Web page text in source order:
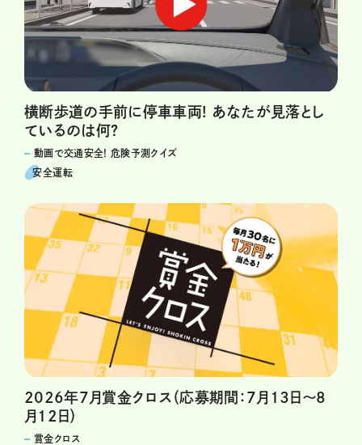
横断歩道の手前に停車車両! あなたが見落とし
ているのは何?
動画で交通安全! 危険予測クイズ
安全運転
2026年7月賞金クロス（応募期間：7月13日～8
月12日）
賞金クロス